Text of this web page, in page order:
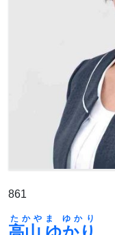
861
たかやま ゆかり